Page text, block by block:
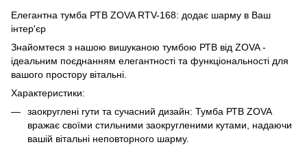
Елегантна тумба РТВ ZOVA RTV-168: додає шарму в Ваш
інтер'єр
Знайомтеся з нашою вишуканою тумбою РТВ від ZOVA -
ідеальним поєднанням елегантності та функціональності для
вашого простору вітальні.
Характеристики:
заокруглені rути та cучасний дизайн: Тумба РТВ ZOVA
вражає своїми стильними заокругленими кутами, надаючи
вашій вітальні неповторного шарму.